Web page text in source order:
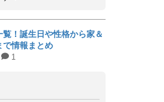
覧！誕生日や性格から家＆
で情報まとめ
1